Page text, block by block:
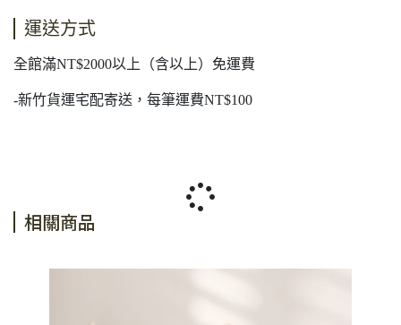
運送方式
全館滿NT$2000以上（含以上）免運費
-新竹貨運宅配寄送，每筆運費NT$100
相關商品